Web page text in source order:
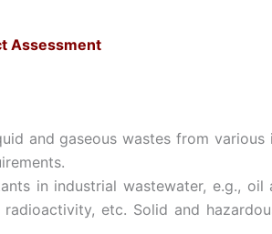
Assessment
and gaseous wastes from various
in industrial wastewater, e.g., oil
etc. Solid and